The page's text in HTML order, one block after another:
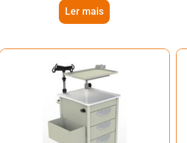
Ler mais